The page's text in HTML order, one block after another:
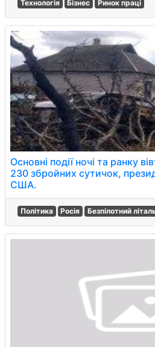
Технологія Бізнес Ринок праці
Основні події ночі та ранку
230 збройних сутичок,
США.
Політика Росія Безпілотний